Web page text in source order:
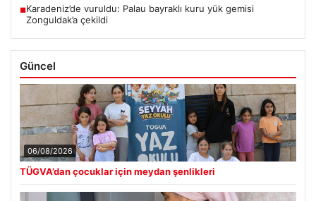
■Karadeniz’de vuruldu: Palau bayraklı kuru yük gemisi
Zonguldak’a çekildi
Güncel
06/08/2026
TÜGVA’dan çocuklar için meydan şenlikleri